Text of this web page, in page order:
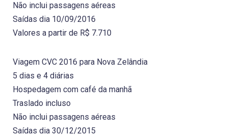
Não inclui passagens aéreas
Saídas dia 10/09/2016
Valores a partir de R$ 7.710
Viagem CVC 2016 para Nova Zelândia
5 dias e 4 diárias
Hospedagem com café da manhã
Traslado incluso
Não inclui passagens aéreas
Saídas dia 30/12/2015